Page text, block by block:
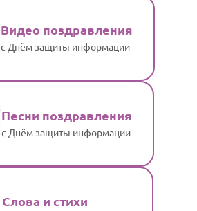
Видео поздравления
с Днём защиты информации
Песни поздравления
с Днём защиты информации
Слова и стихи